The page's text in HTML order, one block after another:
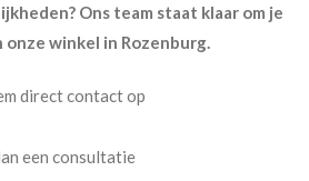
Ons team staat klaar om je
onze winkel in Rozenburg.
direct contact op
een consultatie